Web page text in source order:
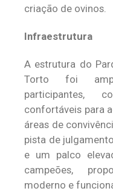
criação de ovinos.
Infraestrutura
A estrutura do
Torto foi
participantes,
confortáveis para
áreas de
pista de
e um palco
campeões,
moderno e